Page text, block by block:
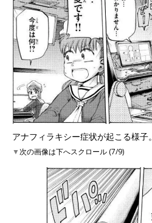
アナフィラキシー症状が起こる様子。
▼次の画像は下へスクロール (7/9)